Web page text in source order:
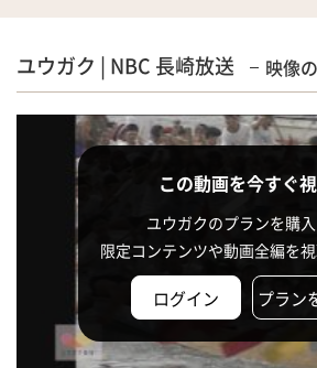
ユウガク | NBC 長崎放送 映像
この動画を今すぐ
ユウガクのプランを購
限定コンテンツや動画全編を視
ログイン プラン